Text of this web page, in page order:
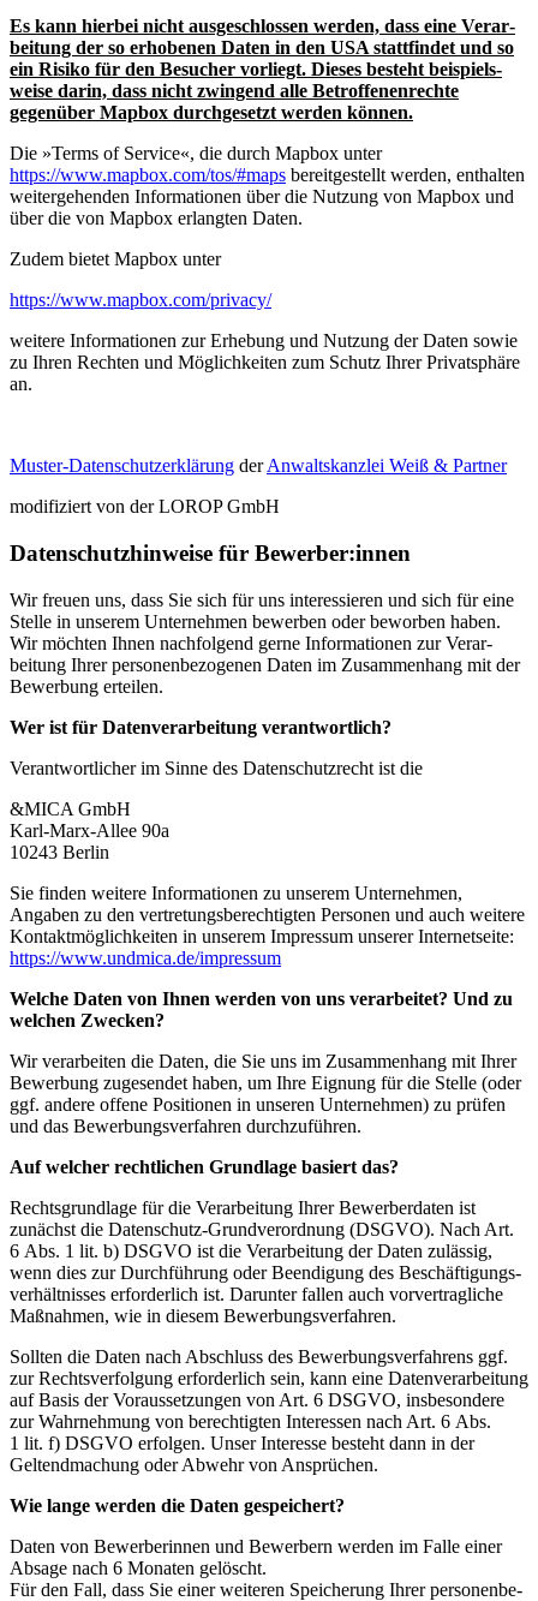
Es kann hierbei nicht ausge­schlossen werden, dass eine Verar­
beitung der so erhobenen Daten in den USA statt­findet und so
ein Risiko für den Besucher vorliegt. Dieses besteht beispiels­
weise darin, dass nicht zwingend alle Betrof­fe­nen­rechte
gegenüber Mapbox durch­ge­setzt werden können.
Die »Terms of Service«, die durch Mapbox unter
https://www.mapbox.com/tos/#maps bereit­ge­stellt werden, enthalten
weiter­ge­henden Infor­ma­tionen über die Nutzung von Mapbox und
über die von Mapbox erlangten Daten.
Zudem bietet Mapbox unter
https://www.mapbox.com/privacy/
weitere Infor­ma­tionen zur Erhebung und Nutzung der Daten sowie
zu Ihren Rechten und Möglich­keiten zum Schutz Ihrer Privat­sphäre
an.
Muster-Daten­schutz­er­klärung derAnwalts­kanzlei Weiß & Partner
modifi­ziert von der LOROP GmbH
Daten­schutz­hin­weise für Bewerber:innen
Wir freuen uns, dass Sie sich für uns inter­es­sieren und sich für eine
Stelle in unserem Unter­nehmen bewerben oder beworben haben.
Wir möchten Ihnen nachfolgend gerne Infor­ma­tionen zur Verar­
beitung Ihrer perso­nen­be­zo­genen Daten im Zusam­menhang mit der
Bewerbung erteilen.
Wer ist für Daten­ver­ar­beitung verant­wortlich?
Verant­wort­licher im Sinne des Daten­schutz­recht ist die
&MICA GmbH
Karl-Marx-Allee 90a
10243 Berlin
Sie finden weitere Infor­ma­tionen zu unserem Unter­nehmen,
Angaben zu den vertre­tungs­be­rech­tigten Personen und auch weitere
Kontakt­mög­lich­keiten in unserem Impressum unserer Inter­net­seite:
https://www.undmica.de/impressum
Welche Daten von Ihnen werden von uns verar­beitet? Und zu
welchen Zwecken?
Wir verar­beiten die Daten, die Sie uns im Zusam­menhang mit Ihrer
Bewerbung zugesendet haben, um Ihre Eignung für die Stelle (oder
ggf. andere offene Positionen in unseren Unter­nehmen) zu prüfen
und das Bewer­bungs­ver­fahren durch­zu­führen.
Auf welcher recht­lichen Grundlage basiert das?
Rechts­grundlage für die Verar­beitung Ihrer Bewer­ber­daten ist
zunächst die Daten­schutz-Grund­ver­ordnung (DSGVO). Nach Art.
6 Abs. 1 lit. b) DSGVO ist die Verar­beitung der Daten zulässig,
wenn dies zur Durch­führung oder Beendigung des Beschäf­ti­gungs­
ver­hält­nisses erfor­derlich ist. Darunter fallen auch vorver­trag­liche
Maßnahmen, wie in diesem Bewer­bungs­ver­fahren.
Sollten die Daten nach Abschluss des Bewer­bungs­ver­fahrens ggf.
zur Rechts­ver­folgung erfor­derlich sein, kann eine Daten­ver­ar­beitung
auf Basis der Voraus­set­zungen von Art. 6 DSGVO, insbe­sondere
zur Wahrnehmung von berech­tigten Inter­essen nach Art. 6 Abs.
1 lit. f) DSGVO erfolgen. Unser Interesse besteht dann in der
Geltend­ma­chung oder Abwehr von Ansprüchen.
Wie lange werden die Daten gespei­chert?
Daten von Bewer­be­rinnen und Bewerbern werden im Falle einer
Absage nach 6 Monaten gelöscht.
Für den Fall, dass Sie einer weiteren Speicherung Ihrer perso­nen­be­